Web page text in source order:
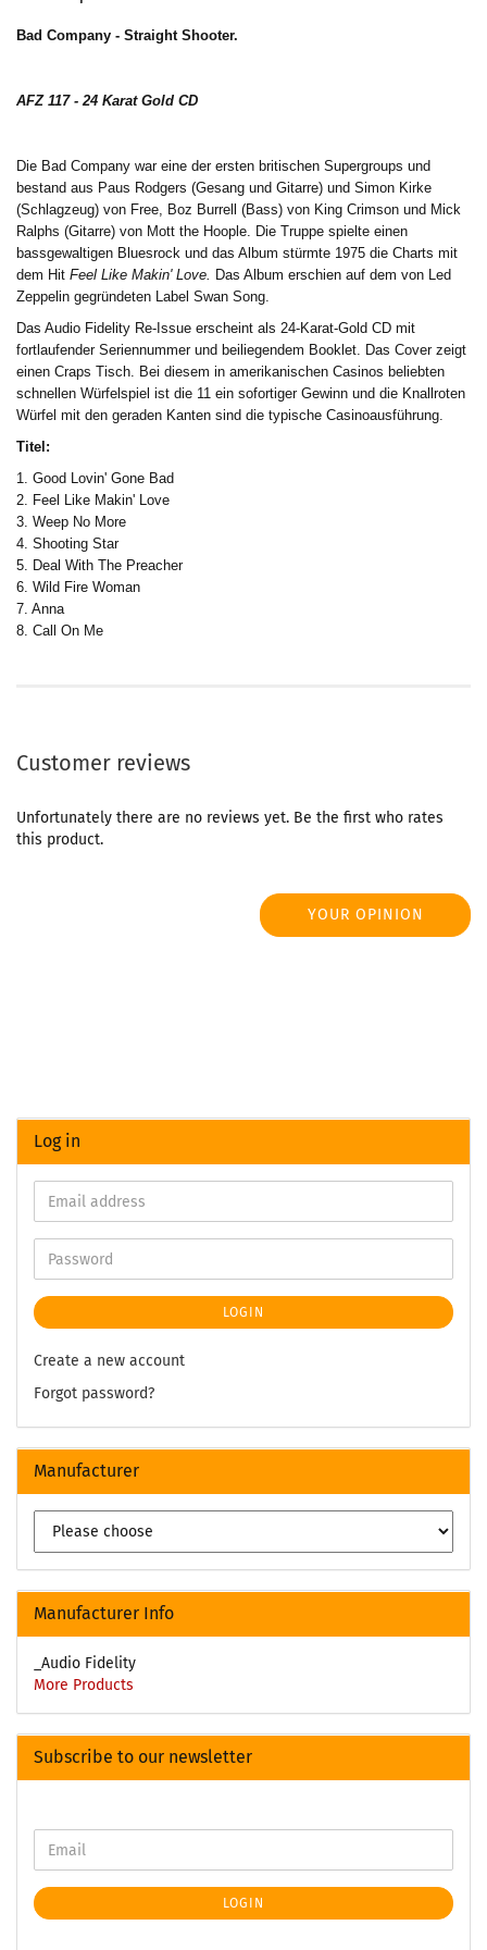
Bad Company - Straight Shooter.
AFZ 117 - 24 Karat Gold CD
Die Bad Company war eine der ersten britischen Supergroups und
bestand aus Paus Rodgers (Gesang und Gitarre) und Simon Kirke
(Schlagzeug) von Free, Boz Burrell (Bass) von King Crimson und Mick
Ralphs (Gitarre) von Mott the Hoople. Die Truppe spielte einen
bassgewaltigen Bluesrock und das Album stürmte 1975 die Charts mit
dem Hit Feel Like Makin' Love. Das Album erschien auf dem von Led
Zeppelin gegründeten Label Swan Song.
Das Audio Fidelity Re-Issue erscheint als 24-Karat-Gold CD mit
fortlaufender Seriennummer und beiliegendem Booklet. Das Cover zeigt
einen Craps Tisch. Bei diesem in amerikanischen Casinos beliebten
schnellen Würfelspiel ist die 11 ein sofortiger Gewinn und die Knallroten
Würfel mit den geraden Kanten sind die typische Casinoausführung.
Titel:
1. Good Lovin' Gone Bad
2. Feel Like Makin' Love
3. Weep No More
4. Shooting Star
5. Deal With The Preacher
6. Wild Fire Woman
7. Anna
8. Call On Me
Customer reviews
Unfortunately there are no reviews yet. Be the first who rates
this product.
YOUR OPINION
Log in
LOGIN
Create a new account
Forgot password?
Manufacturer
Manufacturer Info
_Audio Fidelity
More Products
Subscribe to our newsletter
LOGIN